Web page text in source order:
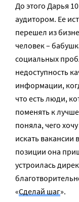
До этого Дарья
аудитором. Ее
перешел из
человек –
социальных
недоступность
информации,
что есть люди,
поменять к
поняла, чего
искать вакансии
позиции она
устроилась
«Сделай шаг».